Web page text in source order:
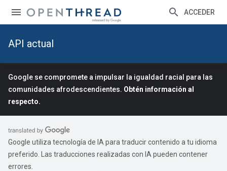
ACCEDER
API actual
Google se compromete a impulsar la igualdad racial para las
comunidades afrodescendientes. Obtén información al
respecto.
Google utiliza tecnología de IA para traducir contenido a tu idioma
preferido. Las traducciones realizadas con IA pueden contener
errores.